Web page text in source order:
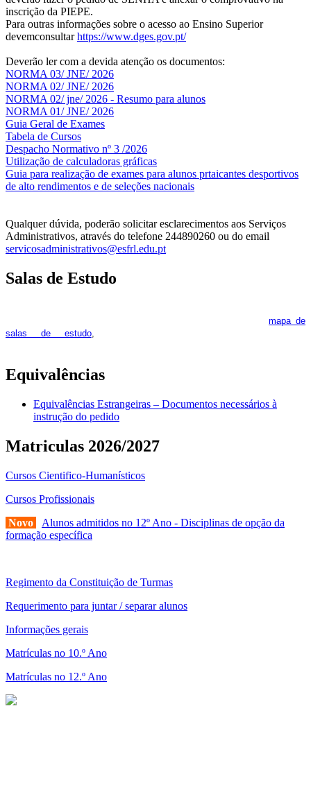
inscrição da PIEPE.
Para outras informações sobre o acesso ao Ensino Superior
devemconsultarhttps://www.dges.gov.pt/
Deverão ler com a devida atenção os documentos:
NORMA 03/ JNE/ 2026
NORMA 02/ JNE/ 2026
NORMA 02/ jne/ 2026 - Resumo para alunos
NORMA 01/ JNE/ 2026
Guia Geral de Exames
Tabela de Cursos
Despacho Normativo nº 3 /2026
Utilização de calculadoras gráficas
Guia para realização de exames para alunos prtaicantes desportivos
de alto rendimentos e de seleções nacionais
Qualquer dúvida, poderão solicitar esclarecimentos aos Serviços
Administrativos, através do telefone 244890260 ou do email
servicosadministrativos@esfrl.edu.pt
Salas de Estudo
mapa de
salas de estudo,
Equivalências
Equivalências Estrangeiras – Documentos necessários à
instrução do pedido
Matriculas 2026/2027
Cursos Cientifico-Humanísticos
Cursos Profissionais
Novo
Alunos admitidos no 12º Ano - Disciplinas de opção da
formação específica
Regimento da Constituição de Turmas
Requerimento para juntar / separar alunos
Informações gerais
Matrículas no 10.º Ano
Matrículas no 12.º Ano